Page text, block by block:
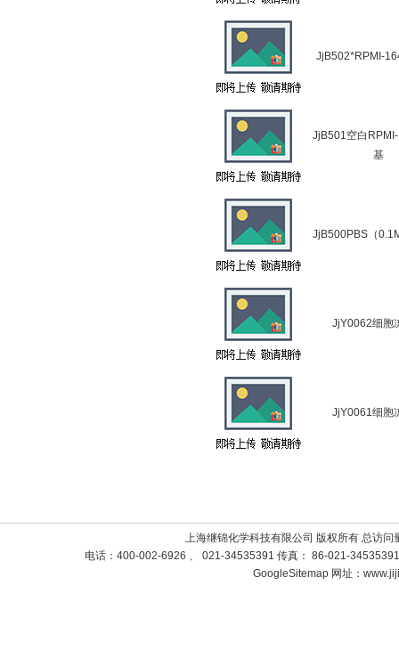
JjB502*RPMI-
JjB501空白
基
JjB500PBS（
JjY0062细胞
JjY0061细胞
上海继锦化学科技有限公司 版权所有 总访问
电话：400-002-6926 、 021-34535391 传真： 86-021-
GoogleSitemap 网址：